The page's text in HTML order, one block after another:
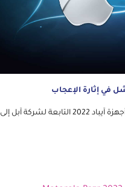
تم طرح مجموعة من أجهزة آيباد 2022 التابعة لشركة آبل إلى